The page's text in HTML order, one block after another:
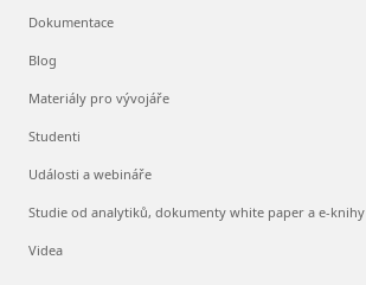
Dokumentace
Blog
Materiály pro vývojáře
Studenti
Události a webináře
Studie od analytiků, dokumenty white paper a e-knihy
Videa